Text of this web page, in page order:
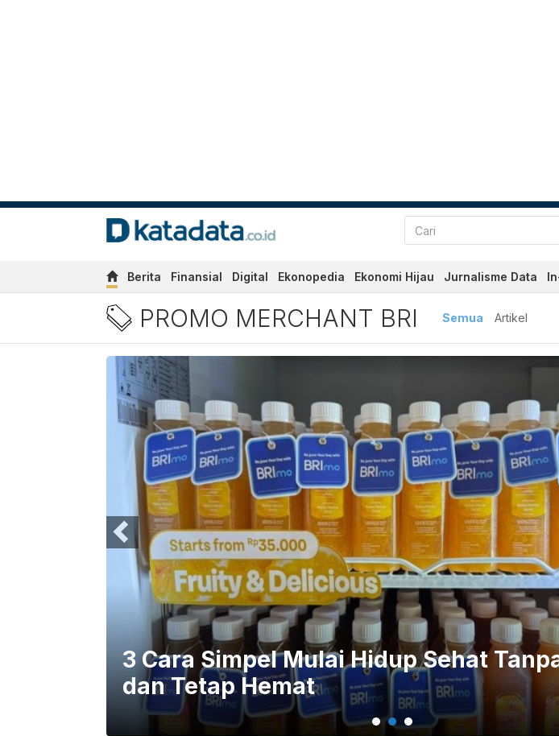
Berita Finansial Digital Ekonopedia Ekonomi Hijau Jurnalisme Data
Berita Promo Merchant BRI Terbaru
PROMO MERCHANT BRI Semua Artikel
Jeda Sejenak, 5 Cara Ini Bisa Bikin
Lagi Saat Aktivitas Padat